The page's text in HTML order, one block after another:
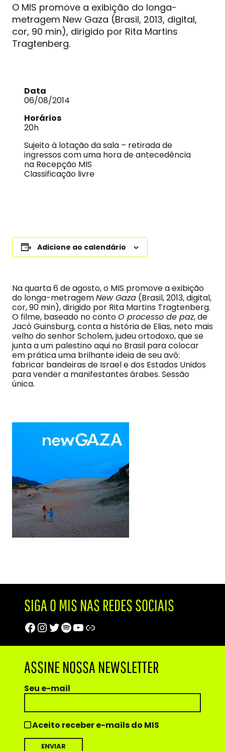
O MIS promove a exibição do longa-
metragem New Gaza (Brasil, 2013, digital,
cor, 90 min), dirigido por Rita Martins
Tragtenberg.
Data
06/08/2014
Horários
20h
Sujeito à lotação da sala – retirada de
ingressos com uma hora de antecedência
na Recepção MIS
Classificação livre
Adicione ao calendário
Na quarta 6 de agosto, o MIS promove a exibição
do longa-metragemNew Gaza (Brasil, 2013, digital,
cor, 90 min), dirigido por Rita Martins Tragtenberg.
O filme, baseado no contoO processo de paz, de
Jacó Guinsburg, conta a história de Elias, neto mais
velho do senhor Scholem, judeu ortodoxo, que se
junta a um palestino aqui no Brasil para colocar
em prática uma brilhante ideia de seu avô:
fabricar bandeiras de Israel e dos Estados Unidos
para vender a manifestantes árabes. Sessão
única.
SIGA O MIS NAS REDES SOCIAIS
Facebook
Instagram
Twitter
Spotify
Youtube
Trip Advisor
ASSINE NOSSA NEWSLETTER
Seu e-mail
Aceito receber e-mails do MIS